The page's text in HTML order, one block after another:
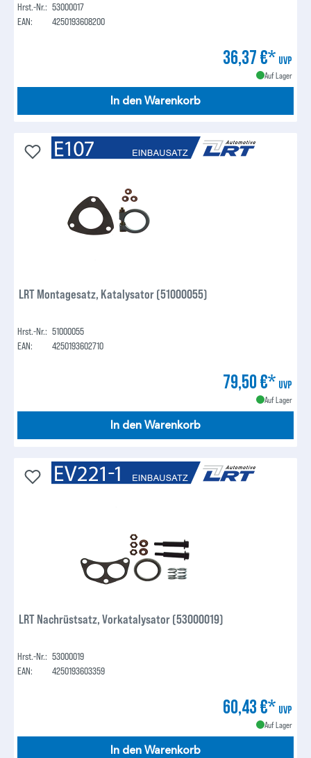
Hrst.-Nr.: 53000017
EAN:
4250193608200
36,37 €* UVP
Auf Lager
In den Warenkorb
LRT Montagesatz, Katalysator (51000055)
Hrst.-Nr.: 51000055
EAN:
4250193602710
79,50 €* UVP
Auf Lager
In den Warenkorb
LRT Nachrüstsatz, Vorkatalysator (53000019)
Hrst.-Nr.: 53000019
EAN:
4250193603359
60,43 €* UVP
Auf Lager
In den Warenkorb